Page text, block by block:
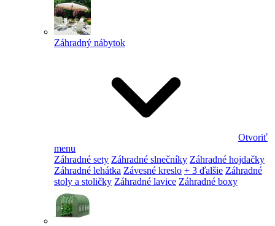
Záhradný nábytok
Otvoriť
menu
Záhradné sety Záhradné slnečníky Záhradné hojdačky
Záhradné lehátka Závesné kreslo + 3 ďalšie Záhradné
stoly a stoličky Záhradné lavice Záhradné boxy